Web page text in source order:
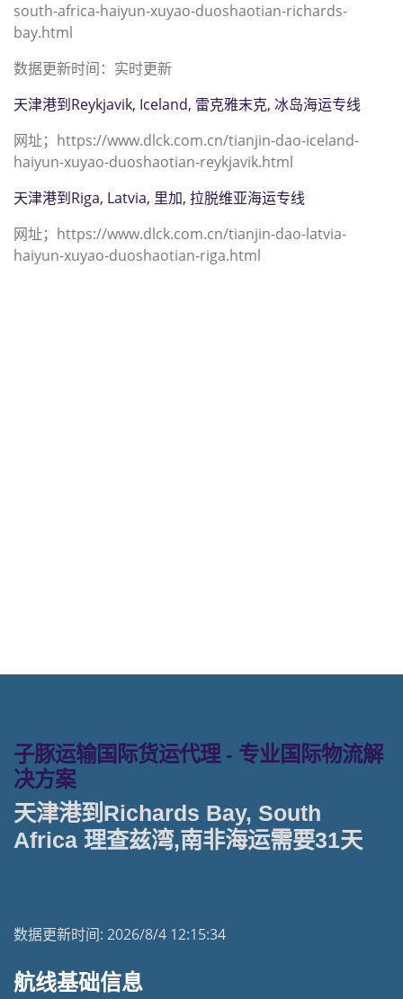
south-africa-haiyun-xuyao-duoshaotian-richards-
bay.html
数据更新时间：实时更新
天津港到Reykjavik, Iceland, 雷克雅末克, 冰岛海运专线
网址；https://www.dlck.com.cn/tianjin-dao-iceland-
haiyun-xuyao-duoshaotian-reykjavik.html
天津港到Riga, Latvia, 里加, 拉脱维亚海运专线
网址；https://www.dlck.com.cn/tianjin-dao-latvia-
haiyun-xuyao-duoshaotian-riga.html
子豚运输国际货运代理 - 专业国际物流解
决方案
天津港到Richards Bay, South
Africa 理查兹湾,南非海运需要31天
数据更新时间: 2026/8/4 12:15:34
航线基础信息